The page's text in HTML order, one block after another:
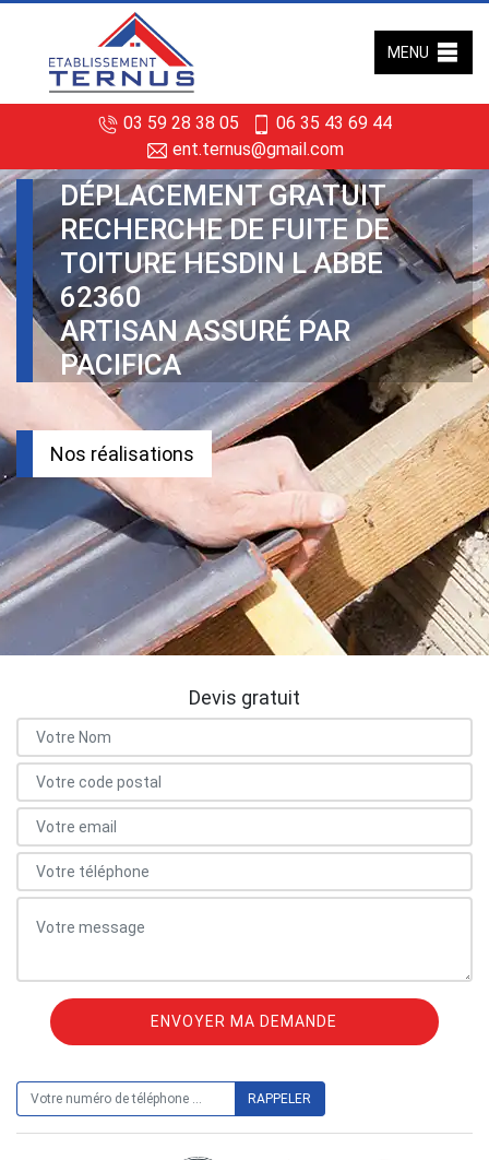
03 59 28 38 05
06 35 43 69 44
ent.ternus@gmail.com
MENU
DÉPLACEMENT GRATUIT
RECHERCHE DE FUITE DE
TOITURE HESDIN L ABBE
62360
ARTISAN ASSURÉ PAR
PACIFICA
Nos réalisations
Devis gratuit